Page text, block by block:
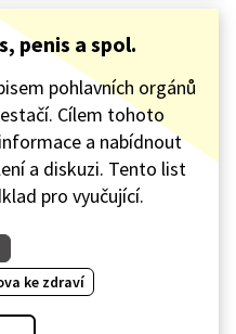
penis a spol.
pohlavních orgánů
Cílem tohoto
a nabídnout
a diskuzi. Tento list
pro vyučující.
ke zdraví